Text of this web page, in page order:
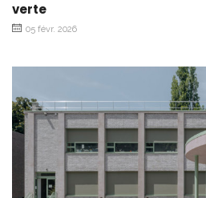
verte
05 févr. 2026